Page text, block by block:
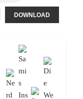
DOWNLOAD